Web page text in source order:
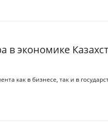
экономике
как в бизнесе, так и в